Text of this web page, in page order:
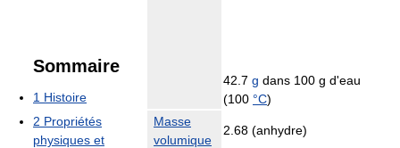
42.7 g dans 100 g d'eau
(100 °C)
Masse
volumique
2.68 (anhydre)
Sommaire
1 Histoire
2 Propriétés
physiques et